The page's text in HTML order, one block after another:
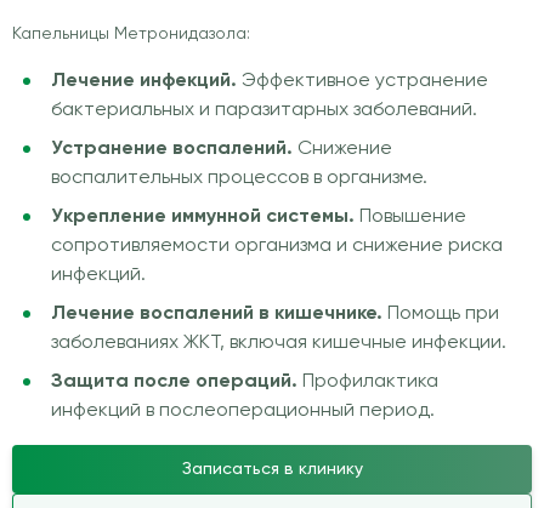
Капельницы Метронидазола:
Лечение инфекций. Эффективное устранение
бактериальных и паразитарных заболеваний.
Устранение воспалений. Снижение
воспалительных процессов в организме.
Укрепление иммунной системы. Повышение
сопротивляемости организма и снижение риска
инфекций.
Лечение воспалений в кишечнике. Помощь при
заболеваниях ЖКТ, включая кишечные инфекции.
Защита после операций. Профилактика
инфекций в послеоперационный период.
Записаться в клинику